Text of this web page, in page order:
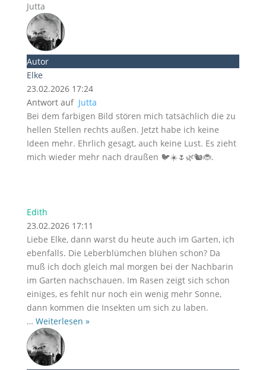
Jutta
Autor
Elke
23.02.2026 17:24
Antwort auf Jutta
Bei dem farbigen Bild stören mich tatsächlich die zu
hellen Stellen rechts außen. Jetzt habe ich keine
Ideen mehr. Ehrlich gesagt, auch keine Lust. Es zieht
mich wieder mehr nach draußen 🐦☀️🌷🌿🐿️🐞.
Edith
23.02.2026 17:11
Liebe Elke, dann warst du heute auch im Garten, ich
ebenfalls. Die Leberblümchen blühen schon? Da
muß ich doch gleich mal morgen bei der Nachbarin
im Garten nachschauen. Im Rasen zeigt sich schon
einiges, es fehlt nur noch ein wenig mehr Sonne,
dann kommen die Insekten um sich zu laben.
… Weiterlesen »